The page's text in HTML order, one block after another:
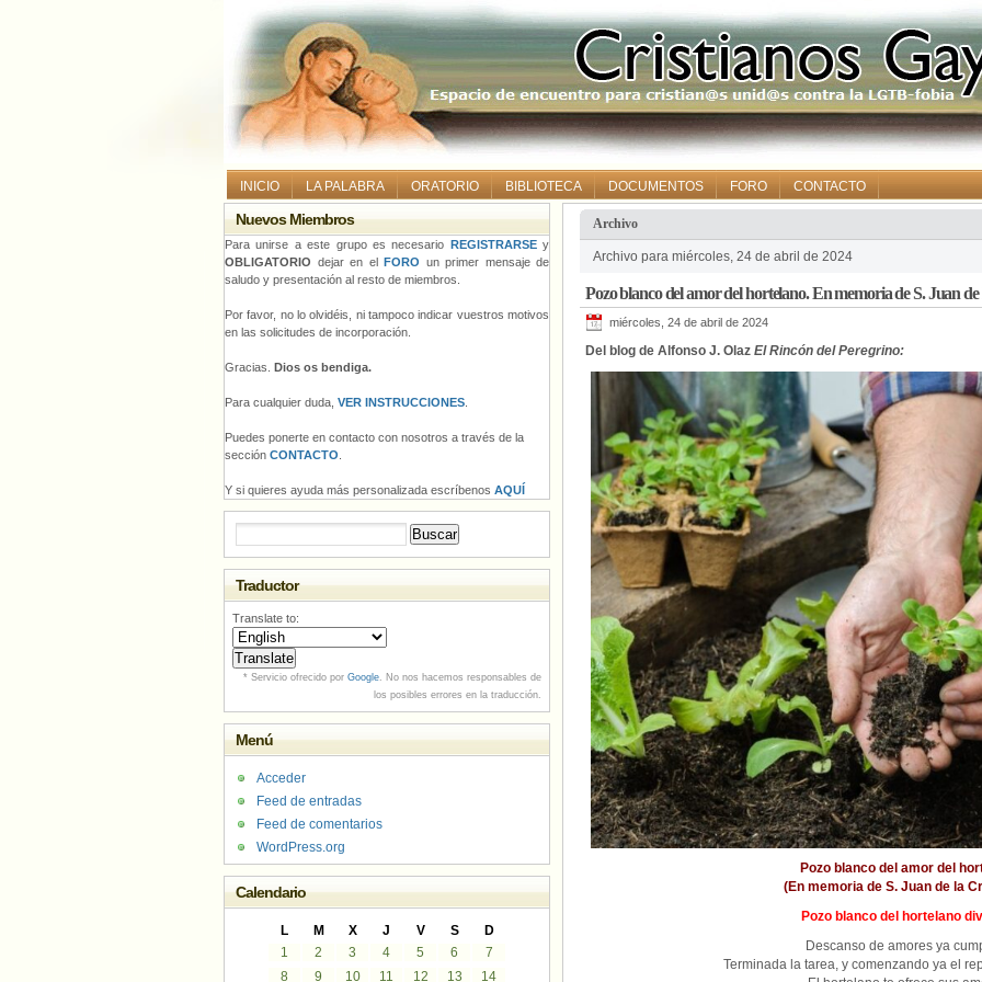
INICIO LA PALABRA ORATORIO BIBLIOTECA DOCUMENTOS FORO CONTACTO
Archivo
Archivo para miércoles, 24 de abril de 2024
Pozo blanco del amor del hortelano. En memoria de S. Juan
miércoles, 24 de abril de 2024
Del blog de Alfonso J. Olaz El Rincón del Peregrino:
Pozo blanco del amor del
(En memoria de S. Juan de la
Pozo blanco del hortelano
Descanso de amores ya
Terminada la tarea, y comenzando ya el
Nuevos Miembros
Para unirse a este grupo es necesario REGISTRARSEy
OBLIGATORIO dejar en el FORO un primer mensaje de
saludo y presentación al resto de miembros.
Por favor, no lo olvidéis, ni tampoco indicar vuestros motivos
en las solicitudes de incorporación.
Gracias. Dios os bendiga.
Para cualquier duda, VER INSTRUCCIONES
Puedes ponerte en contacto con nosotros a través de la
sección CONTACTO
Y si quieres ayuda más personalizada escríbenos AQUÍ
Traductor
Translate to:
* Servicio ofrecido por Google. No nos hacemos responsables de
los posibles errores en la traducción.
Menú
Acceder
Feed de entradas
Feed de comentarios
WordPress.org
Calendario
L M X J V S
D
1
2 3 4 5 6
7
8
9 10 11 12 13
14